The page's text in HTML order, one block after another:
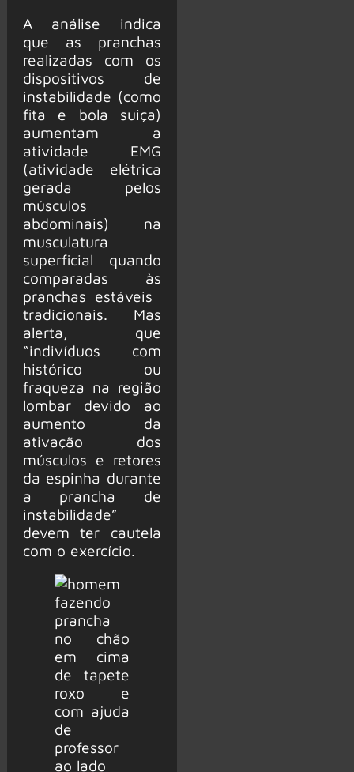
A análise indica
que as pranchas
realizadas com os
dispositivos de
instabilidade (como
fita e bola suiça)
aumentam a
atividade EMG
(atividade elétrica
gerada pelos
músculos
abdominais) na
musculatura
superficial quando
comparadas às
pranchas estáveis ​​
tradicionais. Mas
alerta, que
“indivíduos com
histórico ou
fraqueza na região
lombar devido ao
aumento da
ativação dos
músculos e retores
da espinha durante
a prancha de
instabilidade”
devem ter cautela
com o exercício.